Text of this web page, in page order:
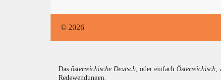
© 2026
Das österreichische Deutsch, oder einfach Österreichisch,
Redewendungen.